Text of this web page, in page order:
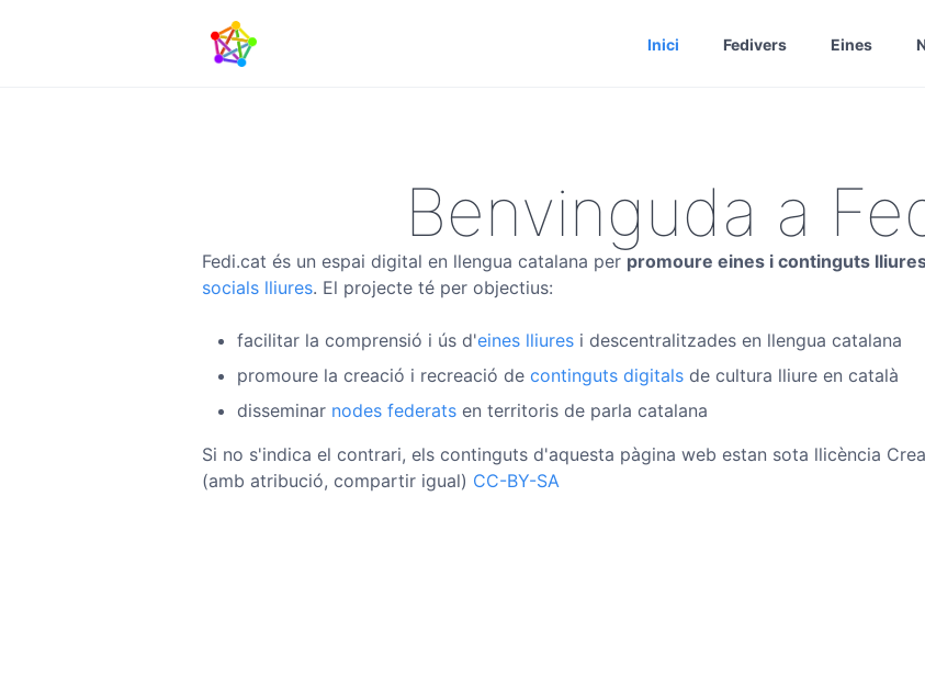
Inici Fedivers Eines
Benvinguda a
Fedi.cat és un espai digital en llengua catalana per promoure eines i continguts
socials lliures. El projecte té per objectius:
facilitar la comprensió i ús d'eines lliures i descentralitzades en llengua catalana
promoure la creació i recreació de continguts digitals de cultura lliure en català
disseminar nodes federats en territoris de parla catalana
Si no s'indica el contrari, els continguts d'aquesta pàgina web estan sota llicència
(amb atribució, compartir igual) CC-BY-SA